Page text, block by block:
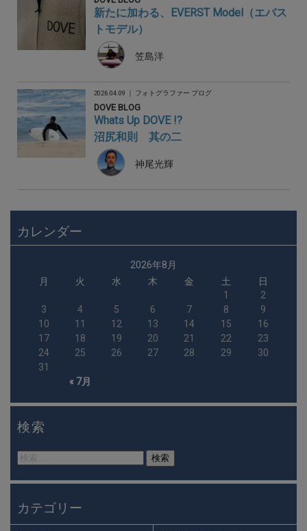
新たに加わる、EVERST Model（エバス
トモデル）
笠島洋
2026.04.09 ｜ フォトグラファー ブログ
DOVE BLOG
Whats Up DOVE !?
沼尻和則 其の二
神尾光輝
カレンダー
2026年8月
月
火 水 木 金 土 日
« 7月
1
2
3
4 5 6 7 8
9
10
11 12 13 14 15
16
17
18 19 20 21 22
23
24
25 26 27 28 29
30
31
検索
検
索:
カテゴリー